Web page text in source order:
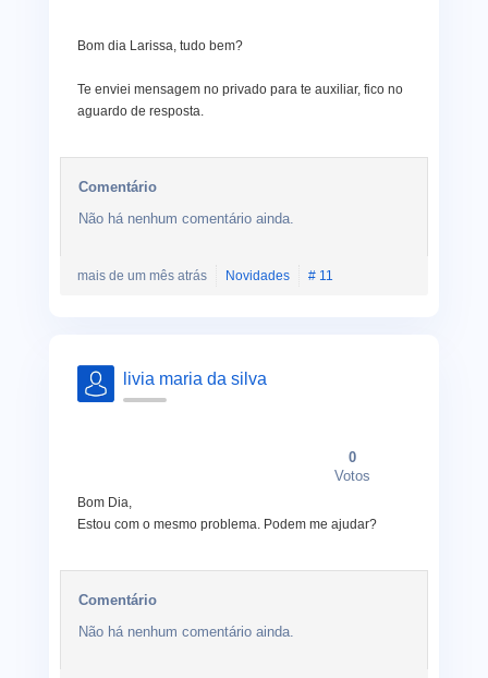
Bom dia Larissa, tudo bem?
Te enviei mensagem no privado para te auxiliar, fico no
aguardo de resposta.
Comentário
Não há nenhum comentário ainda.
mais de um mês atrás Novidades # 11
livia maria da silva
0
Votos
Bom Dia,
Estou com o mesmo problema. Podem me ajudar?
Comentário
Não há nenhum comentário ainda.